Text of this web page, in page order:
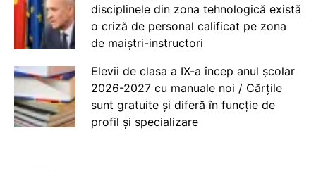
disciplinele din zona tehnologică există
o criză de personal calificat pe zona
de maiștri-instructori
Elevii de clasa a IX-a încep anul școlar
2026-2027 cu manuale noi / Cărțile
sunt gratuite și diferă în funcție de
profil și specializare